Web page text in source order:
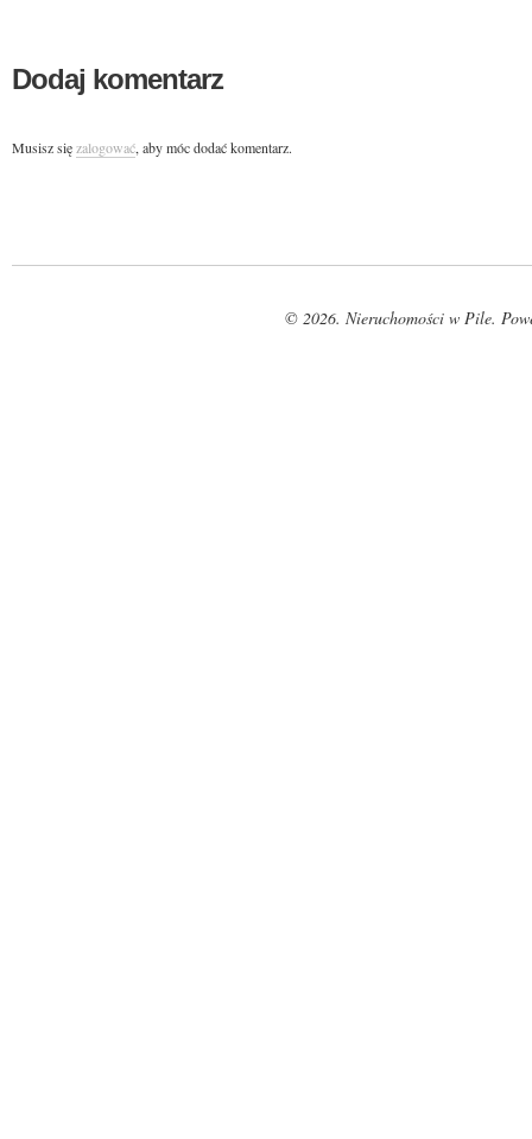
Dodaj komentarz
Musisz sięzalogować, aby móc dodać komentarz.
© 2026. Nieruchomości w Pile.